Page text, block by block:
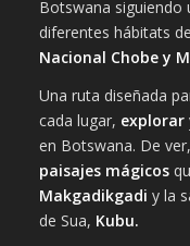
Botswana siguiendo
diferentes hábitats
Nacional Chobe y
Una ruta diseñada
cada lugar, explorar
en Botswana. De
paisajes mágicos
Makgadikgadi y la
de Sua, Kubu.